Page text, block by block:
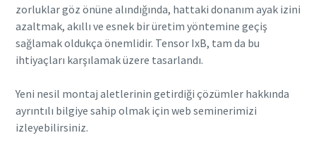
zorluklar göz önüne alındığında, hattaki donanım ayak izini
azaltmak, akıllı ve esnek bir üretim yöntemine geçiş
sağlamak oldukça önemlidir. Tensor IxB, tam da bu
ihtiyaçları karşılamak üzere tasarlandı.
Yeni nesil montaj aletlerinin getirdiği çözümler hakkında
ayrıntılı bilgiye sahip olmak için web seminerimizi
izleyebilirsiniz.